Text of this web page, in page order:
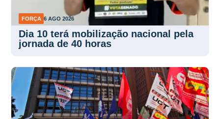
FORÇA 6 AGO 2026
Dia 10 terá mobilização nacional pela
jornada de 40 horas